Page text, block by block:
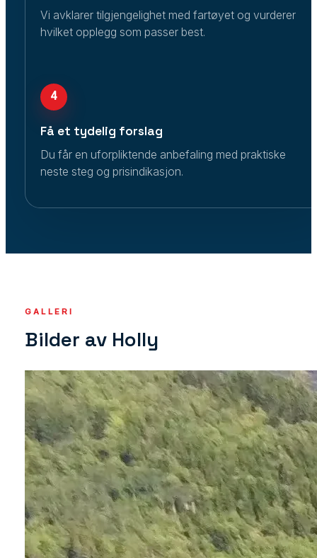
Vi avklarer tilgjengelighet med fartøyet og vurderer
hvilket opplegg som passer best.
4
Få et tydelig forslag
Du får en uforpliktende anbefaling med praktiske
neste steg og prisindikasjon.
GALLERI
Bilder av Holly